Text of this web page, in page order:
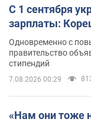
С 1 сентября
зарплаты:
Одновременно с
правительство
стипендий
7.08.2026 00:29
«Нам они тоже